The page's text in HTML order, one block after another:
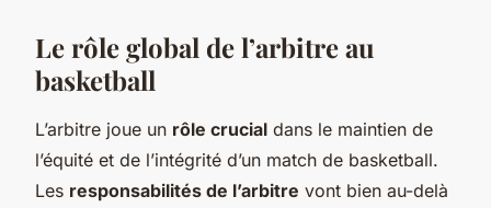
Le rôle global de l’arbitre au
basketball
L’arbitre joue un rôle crucial dans le maintien de
l’équité et de l’intégrité d’un match de basketball.
Les responsabilités de l’arbitre vont bien au-delà